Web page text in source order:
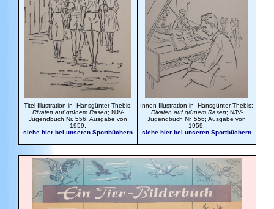
Titel-Illustration in Hansgünter Thebis:
Rivalen auf grünem Rasen; NJV-
Jugendbuch Nr. 556; Ausgabe von
1959;
siehe hier bei unseren Sportbüchern
Innen-Illustration in Hansgünter Thebis:
Rivalen auf grünem Rasen; NJV-
Jugendbuch Nr. 556; Ausgabe von
1959;
siehe hier bei unseren Sportbüchern